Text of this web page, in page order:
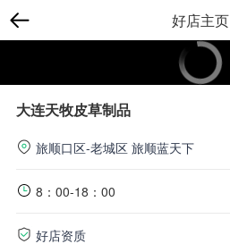
好店主页
大连天牧皮草制品
旅顺口区-老城区 旅顺蓝天下
8：00-18：00
好店资质